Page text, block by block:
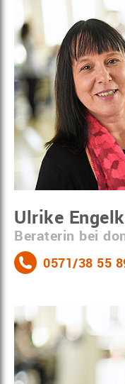
Ulrike
Beraterin bei
0571/38 55